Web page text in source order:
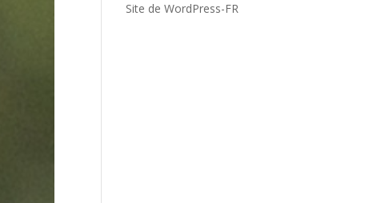
Site de WordPress-FR